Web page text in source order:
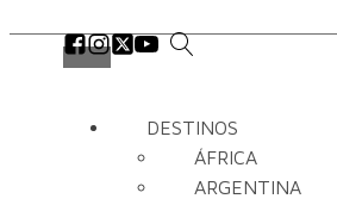
DESTINOS
ÁFRICA
ARGENTINA